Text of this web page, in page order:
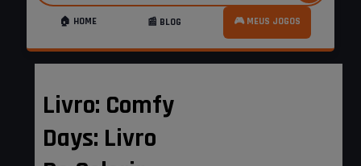
🏠 HOME 📰 BLOG 🎮 MEUS JOGOS
Livro: Comfy
Days: Livro